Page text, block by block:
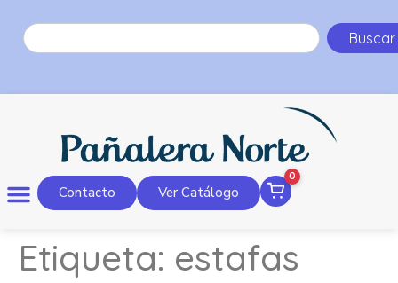
Buscar
Contacto Ver Catálogo
0
Etiqueta: estafas